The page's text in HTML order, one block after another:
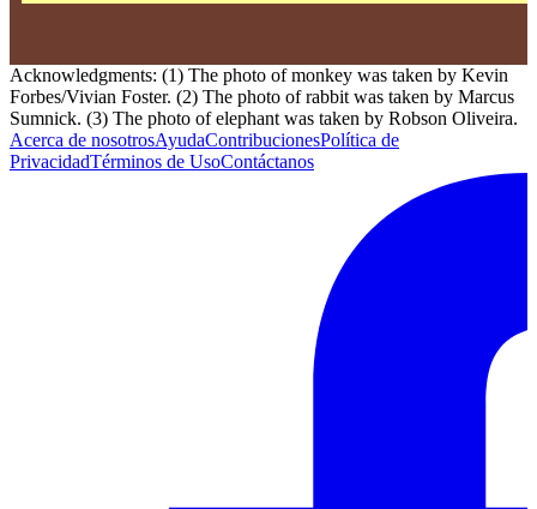
Acknowledgments: (1) The photo of monkey was taken by Kevin
Forbes/Vivian Foster. (2) The photo of rabbit was taken by Marcus
Sumnick. (3) The photo of elephant was taken by Robson Oliveira.
Acerca de nosotrosAyudaContribucionesPolítica de
PrivacidadTérminos de UsoContáctanos